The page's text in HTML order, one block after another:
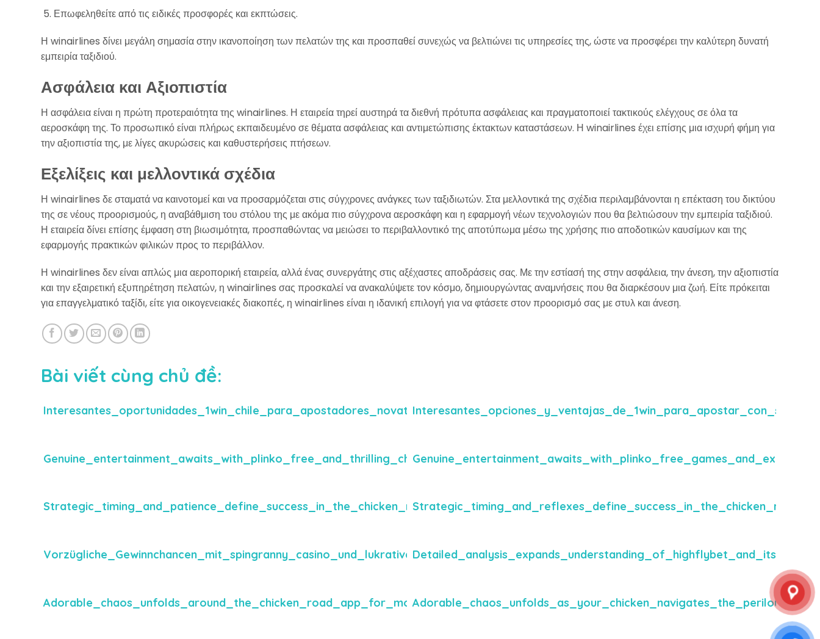
Επωφεληθείτε από τις ειδικές προσφορές και εκπτώσεις.
Η winairlines δίνει μεγάλη σημασία στην ικανοποίηση των πελατών της και προσπαθεί συνεχώς να βελτιώνει τις υπηρεσίες της, ώστε να προσφέρει την καλύτερη δυνατή
εμπειρία ταξιδιού.
Ασφάλεια και Αξιοπιστία
Η ασφάλεια είναι η πρώτη προτεραιότητα της winairlines. Η εταιρεία τηρεί αυστηρά τα διεθνή πρότυπα ασφάλειας και πραγματοποιεί τακτικούς ελέγχους σε όλα τα
αεροσκάφη της. Το προσωπικό είναι πλήρως εκπαιδευμένο σε θέματα ασφάλειας και αντιμετώπισης έκτακτων καταστάσεων. Η winairlines έχει επίσης μια ισχυρή φήμη για
την αξιοπιστία της, με λίγες ακυρώσεις και καθυστερήσεις πτήσεων.
Εξελίξεις και μελλοντικά σχέδια
Η winairlines δε σταματά να καινοτομεί και να προσαρμόζεται στις σύγχρονες ανάγκες των ταξιδιωτών. Στα μελλοντικά της σχέδια περιλαμβάνονται η επέκταση του δικτύου
της σε νέους προορισμούς, η αναβάθμιση του στόλου της με ακόμα πιο σύγχρονα αεροσκάφη και η εφαρμογή νέων τεχνολογιών που θα βελτιώσουν την εμπειρία ταξιδιού.
Η εταιρεία δίνει επίσης έμφαση στη βιωσιμότητα, προσπαθώντας να μειώσει το περιβαλλοντικό της αποτύπωμα μέσω της χρήσης πιο αποδοτικών καυσίμων και της
εφαρμογής πρακτικών φιλικών προς το περιβάλλον.
Η winairlines δεν είναι απλώς μια αεροπορική εταιρεία, αλλά ένας συνεργάτης στις αξέχαστες αποδράσεις σας. Με την εστίασή της στην ασφάλεια, την άνεση, την αξιοπιστία
και την εξαιρετική εξυπηρέτηση πελατών, η winairlines σας προσκαλεί να ανακαλύψετε τον κόσμο, δημιουργώντας αναμνήσεις που θα διαρκέσουν μια ζωή. Είτε πρόκειται
για επαγγελματικό ταξίδι, είτε για οικογενειακές διακοπές, η winairlines είναι η ιδανική επιλογή για να φτάσετε στον προορισμό σας με στυλ και άνεση.
Bài viết cùng chủ đề:
Interesantes_oportunidades_1win_chile_para_apostadores_novatos_y_jugadores_exper
Genuine_entertainment_awaits_with_plinko_free_and_thrilling_chances_to_win_big_p
Strategic_timing_and_patience_define_success_in_the_chicken_road_2_game_challeng
Vorzügliche_Gewinnchancen_mit_spingranny_casino_und_lukrativen_Bonusangeboten_f
Adorable_chaos_unfolds_around_the_chicken_road_app_for_mobile_gaming_enthusiasts